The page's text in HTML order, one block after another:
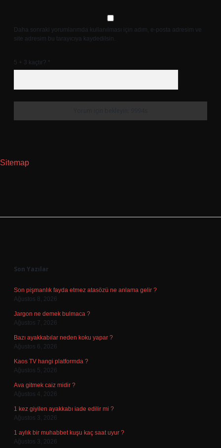
Daha sonraki yorumlarımda kullanılması için adım, e-posta adresim ve
site adresim bu tarayıcıya kaydedilsin.
5 + 3 kaçtır? *
Sitemap
Son Yazılar
Son pişmanlık fayda etmez atasözü ne anlama gelir ?
Ağustos 8, 2026
Jargon ne demek bulmaca ?
Ağustos 7, 2026
Bazı ayakkabılar neden koku yapar ?
Ağustos 6, 2026
Kaos TV hangi platformda ?
Ağustos 5, 2026
Ava gitmek caiz midir ?
Ağustos 4, 2026
1 kez giyilen ayakkabı iade edilir mi ?
Ağustos 3, 2026
1 aylık bir muhabbet kuşu kaç saat uyur ?
Ağustos 3, 2026